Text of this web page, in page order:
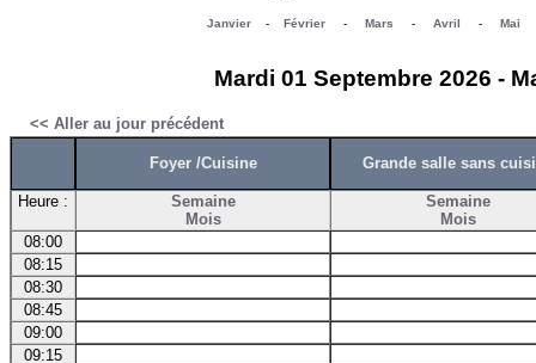
Janvier- Février- Mars - Avril - Mai
Mardi 01 Septembre 2026 -
<< Aller au jour précédent
Foyer /Cuisine Grande salle sans
Heure :
Semaine
Mois
Semaine
Mois
08:00
08:15
08:30
08:45
09:00
09:15